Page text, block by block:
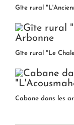
Gîte rural
Gîte rural "Le
Cabane dans les